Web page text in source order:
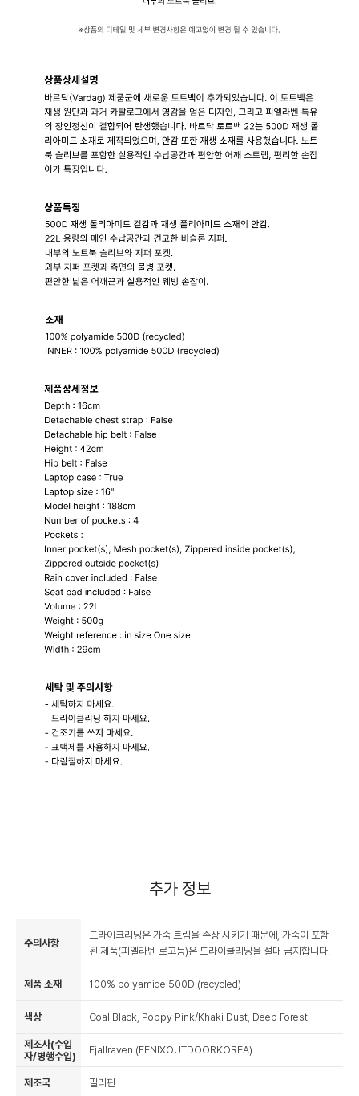
추가 정보
주의사항
드라이크리닝은 가죽 트림을 손상 시키기 때문에, 가죽이 포함
된 제품(피엘라벤 로고등)은 드라이클리닝을 절대 금지합니다.
제품 소재 100% polyamide 500D (recycled)
색상 Coal Black, Poppy Pink/Khaki Dust, Deep Forest
제조사(수입
자/병행수입)
Fjallraven (FENIXOUTDOORKOREA)
제조국 필리핀